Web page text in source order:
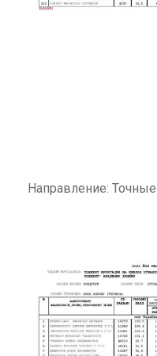
Направление: